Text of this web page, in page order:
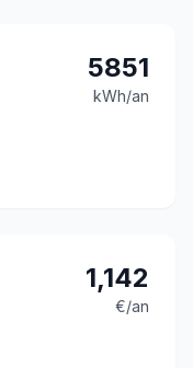
5851
kWh/an
1,142
€/an